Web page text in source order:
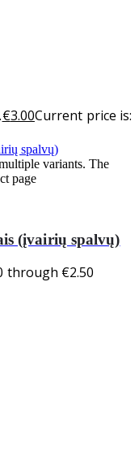
€3.00Current price is:
variants. The
page
(įvairių spalvų)
through €2.50